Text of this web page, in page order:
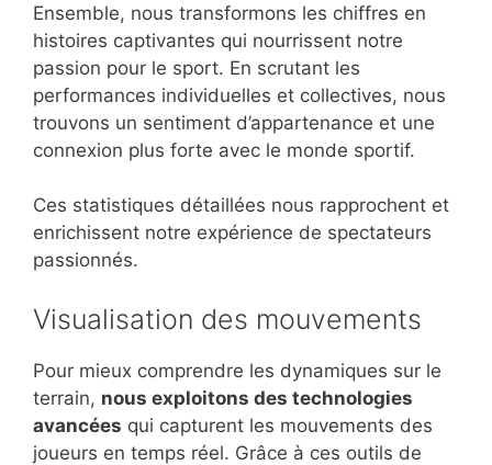
Ensemble, nous transformons les chiffres en
histoires captivantes qui nourrissent notre
passion pour le sport. En scrutant les
performances individuelles et collectives, nous
trouvons un sentiment d’appartenance et une
connexion plus forte avec le monde sportif.
Ces statistiques détaillées nous rapprochent et
enrichissent notre expérience de spectateurs
passionnés.
Visualisation des mouvements
Pour mieux comprendre les dynamiques sur le
terrain, nous exploitons des technologies
avancées qui capturent les mouvements des
joueurs en temps réel. Grâce à ces outils de